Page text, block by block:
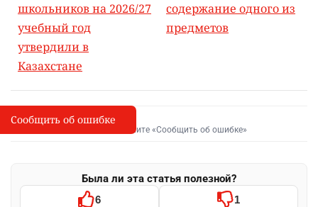
школьников на 2026/27
учебный год
утвердили в
Казахстане
содержание одного из
предметов
I
Сообщить об опечатке
Выделите фрагмент и нажмите «Сообщить об ошибке»
Была ли эта статья полезной?
6 1
Сообщить об ошибке